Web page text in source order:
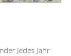
Jedes Jahr